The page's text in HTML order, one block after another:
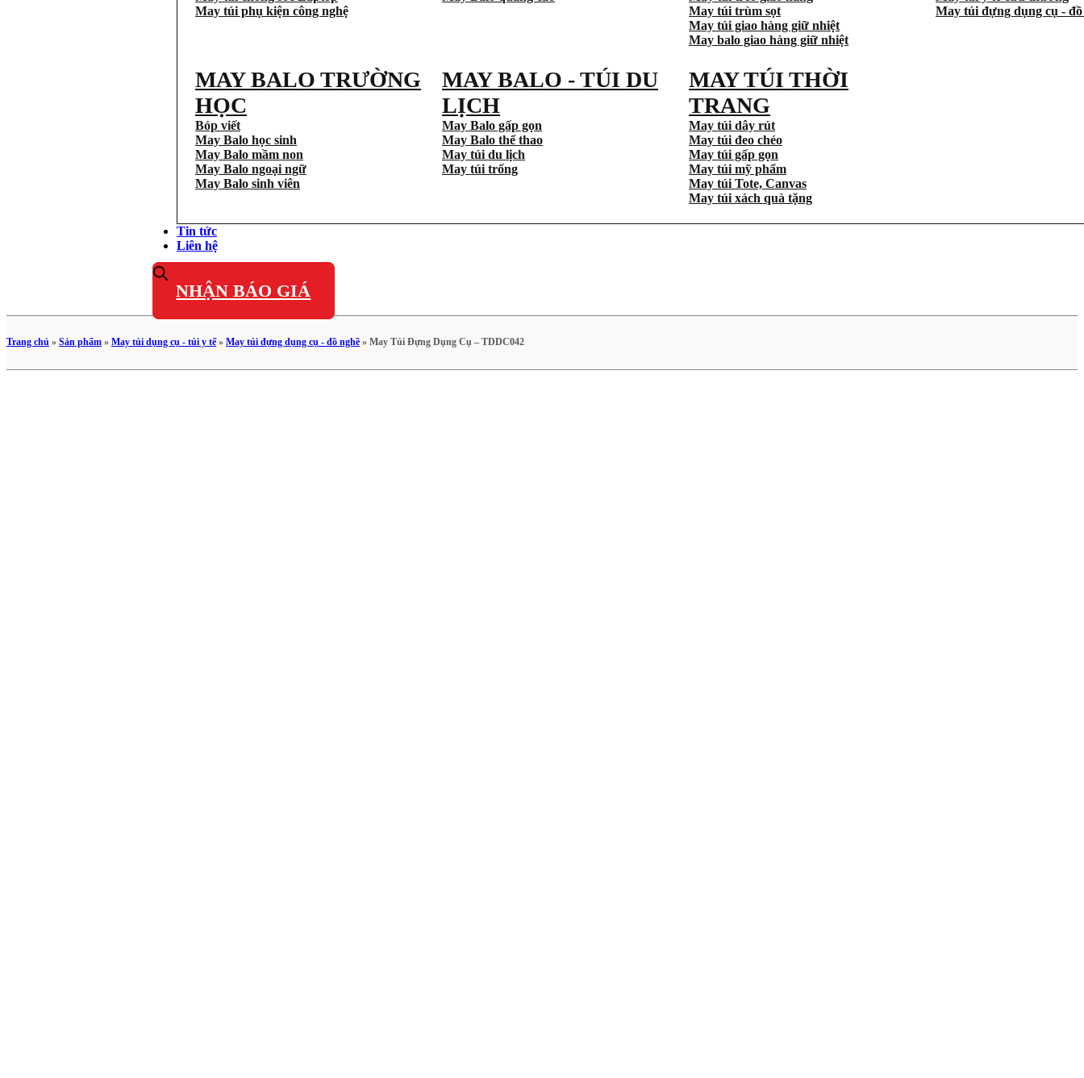
May túi phụ kiện công nghệ
May túi trùm sọt
May túi giao hàng giữ nhiệt
May balo giao hàng giữ nhiệt
May túi đựng dụng cụ - đồ
MAY BALO TRƯỜNG
HỌC
Bóp viết
May Balo học sinh
May Balo mầm non
May Balo ngoại ngữ
May Balo sinh viên
MAY BALO - TÚI DU
LỊCH
May Balo gấp gọn
May Balo thể thao
May túi du lịch
May túi trống
MAY TÚI THỜI
TRANG
May túi dây rút
May túi đeo chéo
May túi gấp gọn
May túi mỹ phẩm
May túi Tote, Canvas
May túi xách quà tặng
Tin tức
Liên hệ
NHẬN BÁO GIÁ
Trang chủ » Sản phẩm » May túi dụng cụ - túi y tế» May túi đựng dụng cụ - đồ nghề » May Túi Đựng Dụng Cụ – TDDC042